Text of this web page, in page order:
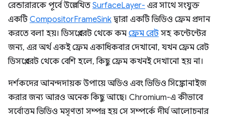
রেন্ডারারকে পূর্বে উল্লেখিত SurfaceLayer- এর সাথে সংযুক্ত
একটিCompositorFrameSink দ্বারা একটি ভিডিও ফ্রেম প্রদান
করতে বলা হয়। ডিসপ্লে রেট থেকে কম ফ্রেম রেটসহ কন্টেন্টের
জন্য, এর অর্থ একই ফ্রেম একাধিকবার দেখানো, যখন ফ্রেম রেট
ডিসপ্লে রেট থেকে বেশি হলে, কিছু ফ্রেম কখনই দেখানো হয় না।
দর্শকদের আনন্দদায়ক উপায়ে অডিও এবং ভিডিও সিঙ্ক্রোনাইজ
করার জন্য আরও অনেক কিছু আছে। Chromium-এ কীভাবে
সর্বোত্তম ভিডিও মসৃণতা সম্পন্ন হয় সে সম্পর্কে দীর্ঘ আলোচনার